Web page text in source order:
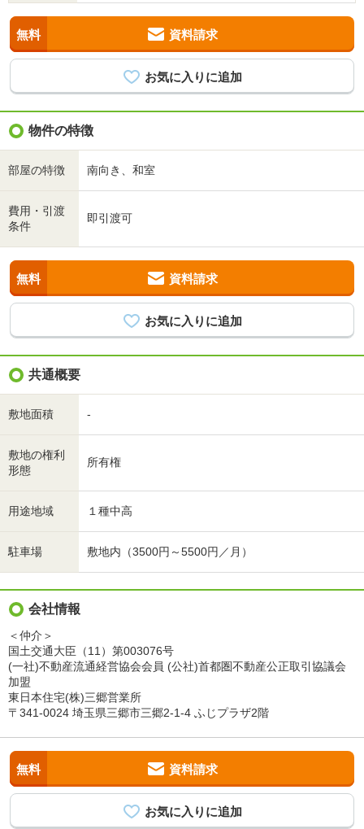
無料 資料請求
物件の特徴
部屋の特徴 南向き、和室
費用・引渡
条件
即引渡可
無料 資料請求
共通概要
敷地面積 -
敷地の権利
形態
所有権
用途地域 １種中高
駐車場 敷地内（3500円～5500円／月）
会社情報
＜仲介＞
国土交通大臣（11）第003076号
(一社)不動産流通経営協会会員 (公社)首都圏不動産公正取引協議会
加盟
東日本住宅(株)三郷営業所
〒341-0024 埼玉県三郷市三郷2-1-4 ふじプラザ2階
無料 資料請求